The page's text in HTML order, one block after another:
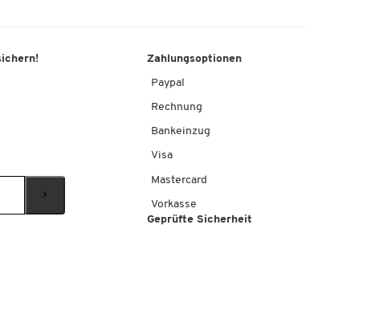
Zahlungsoptionen
Paypal
Rechnung
Bankeinzug
Visa
Mastercard
Vorkasse
Geprüfte Sicherheit